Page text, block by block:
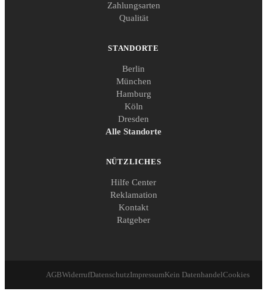
Zahlungsarten
Qualität
STANDORTE
Berlin
München
Hamburg
Köln
Dresden
Alle Standorte
NÜTZLICHES
Hilfe Center
Reklamation
Kontakt
Ratgeber
AGBWiderrufDatenschutzImpressumKein DatenhandelCookies